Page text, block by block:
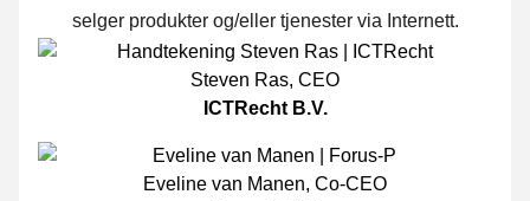
selger produkter og/eller tjenester via Internett.
Steven Ras, CEO
ICTRecht B.V.
Eveline van Manen, Co-CEO